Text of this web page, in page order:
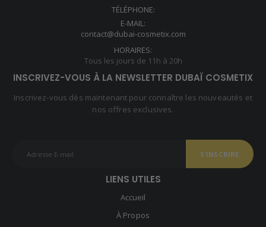
TÉLÉPHONE:
E-MAIL:
contact@dubai-cosmetix.com
HORAIRES:
Tous les jours de 11h à 20h
INSCRIVEZ-VOUS À LA NEWSLETTER DUBAÏ COSMETIX
Inscrivez-vous dès maintenant pour connaître les nouveautés et
nos offres exclusives.
LIENS UTILES
Accueil
À Propos